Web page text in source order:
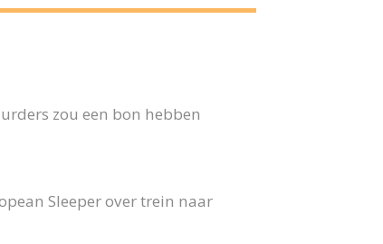
zou een bon hebben
Sleeper over trein naar